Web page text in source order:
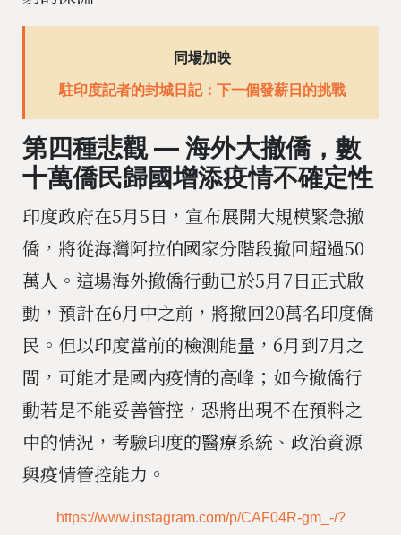
同場加映
駐印度記者的封城日記：下一個發薪日的挑戰
第四種悲觀 — 海外大撤僑，數
十萬僑民歸國增添疫情不確定性
印度政府在5月5日，宣布展開大規模緊急撤
僑，將從海灣阿拉伯國家分階段撤回超過50
萬人。這場海外撤僑行動已於5月7日正式啟
動，預計在6月中之前，將撤回20萬名印度僑
民。但以印度當前的檢測能量，6月到7月之
間，可能才是國內疫情的高峰；如今撤僑行
動若是不能妥善管控，恐將出現不在預料之
中的情況，考驗印度的醫療系統、政治資源
與疫情管控能力。
https://www.instagram.com/p/CAF04R-gm_-/?